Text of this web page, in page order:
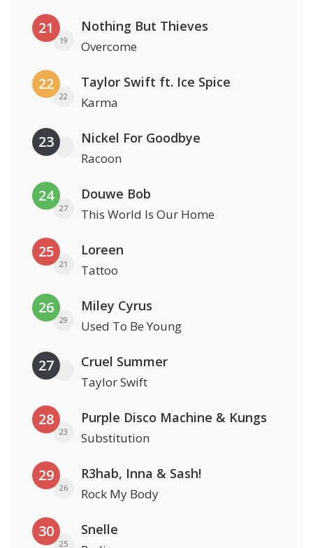
21
19
Nothing But Thieves
Overcome
22
22
Taylor Swift ft. Ice Spice
Karma
23 Nickel For Goodbye
Racoon
24
27
Douwe Bob
This World Is Our Home
25
21
Loreen
Tattoo
26
29
Miley Cyrus
Used To Be Young
27 Cruel Summer
Taylor Swift
28
23
Purple Disco Machine & Kungs
Substitution
29
26
R3hab, Inna & Sash!
Rock My Body
30
25
Snelle